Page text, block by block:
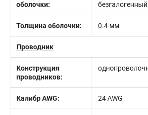
оболочки:
Толщина оболочки: 0.4 мм
Проводник
Конструкция
проводников:
Калибр AWG: 24 AWG